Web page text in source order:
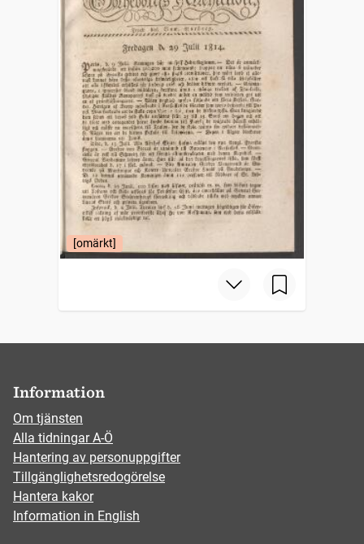
[omärkt]
Information
Om tjänsten
Alla tidningar A-Ö
Hantering av personuppgifter
Tillgänglighetsredogörelse
Hantera kakor
Information in English